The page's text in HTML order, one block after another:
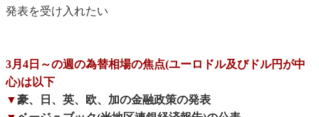
発表を受け入れたい
3月4日～の週の為替相場の焦点(ユーロドル及びドル円が中
心)は以下
▼豪、日、英、欧、加の金融政策の発表